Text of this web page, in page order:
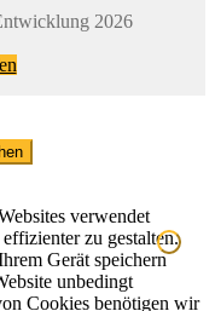
2026
verwendet
zu gestalten.
Gerät speichern
unbedingt
Cookies benötigen wir